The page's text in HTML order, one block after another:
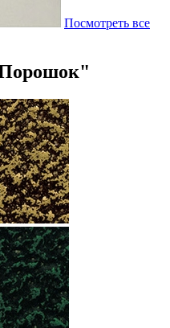
Посмотреть все